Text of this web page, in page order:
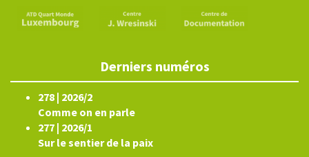
Derniers numéros
278 | 2026/2
Comme on en parle
277 | 2026/1
Sur le sentier de la paix